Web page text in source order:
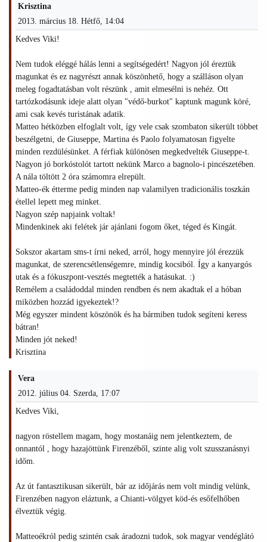
Krisztina
2013. március 18. Hétfő, 14:04
Kedves Viki!
Nem tudok eléggé hálás lenni a segítségedért! Nagyon jól éreztük
magunkat és ez nagyrészt annak köszönhető, hogy a szálláson olyan
meleg fogadtatásban volt részünk , amit elmesélni is nehéz. Ott
tartózkodásunk ideje alatt olyan "védő-burkot" kaptunk magunk köré,
ami csak kevés turistának adatik.
Matteo hétközben elfoglalt volt, így vele csak szombaton sikerült többet
beszélgetni, de Giuseppe, Martina és Paolo folyamatosan figyelte
minden rezdülésünket. A férfiak különösen megkedvelték Giuseppe-t.
Nagyon jó borkóstolót tartott nekünk Marco a bagnolo-i pincészetében.
A nála töltött 2 óra számomra elrepült.
Matteo-ék étterme pedig minden nap valamilyen tradicionális toszkán
étellel lepett meg minket.
Nagyon szép napjaink voltak!
Mindenkinek aki felétek jár ajánlani fogom őket, téged és Kingát.
Sokszor akartam sms-t írni neked, arról, hogy mennyire jól érezzük
magunkat, de szerencsétlenségemre, mindig kocsiból. Így a kanyargós
utak és a fókuszpont-vesztés megtették a hatásukat. :)
Remélem a családoddal minden rendben és nem akadtak el a hóban
miközben hozzád igyekeztek!?
Még egyszer mindent köszönök és ha bármiben tudok segíteni keress
bátran!
Minden jót neked!
Krisztina
Vera
2012. július 04. Szerda, 17:07
Kedves Viki,
nagyon röstellem magam, hogy mostanáig nem jelentkeztem, de
onnantól , hogy hazajöttünk Firenzéből, szinte alig volt szusszanásnyi
időm.
Az út fantasztikusan sikerült, bár az időjárás nem volt mindig velünk,
Firenzében nagyon eláztunk, a Chianti-völgyet köd-és esőfelhőben
élveztük végig.
Matteoékról pedig szintén csak áradozni tudok, sok magyar vendéglátó